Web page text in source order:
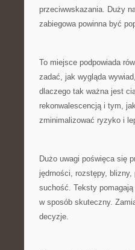
przeciwwskazania. Duży
zabiegowa powinna być
To miejsce podpowiada
zadać, jak wygląda
dlaczego tak ważna jest
rekonwalescencją i tym,
zminimalizować ryzyko i
Dużo uwagi poświęca się
jędrności, rozstępy,
suchość. Teksty
w sposób skuteczny.
decyzje.